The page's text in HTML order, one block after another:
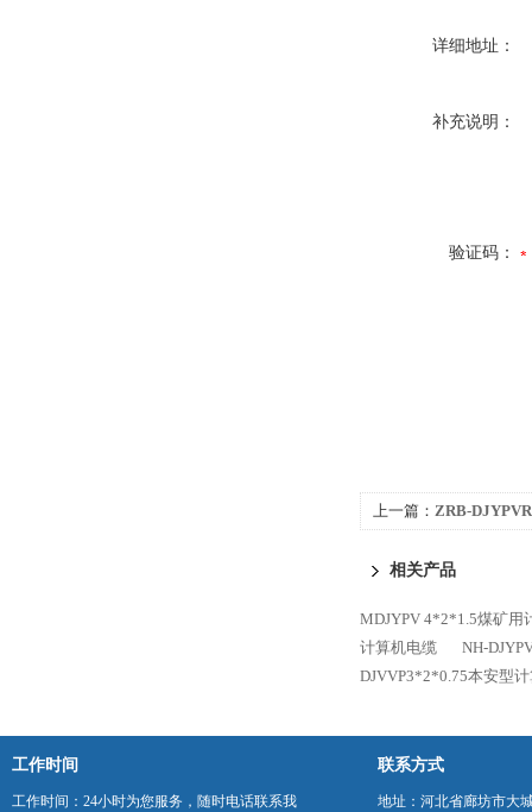
详细地址：
补充说明：
验证码：
上一篇： ZRB-
相关产品
MDJYPV 4*2*1.5煤矿用
计算机电缆
NH-
DJVVP3*2*0.75本安型
工作时间
工作时间：24小时为您服务，随时电话联系我
联系方式
地址：河北省廊坊市大